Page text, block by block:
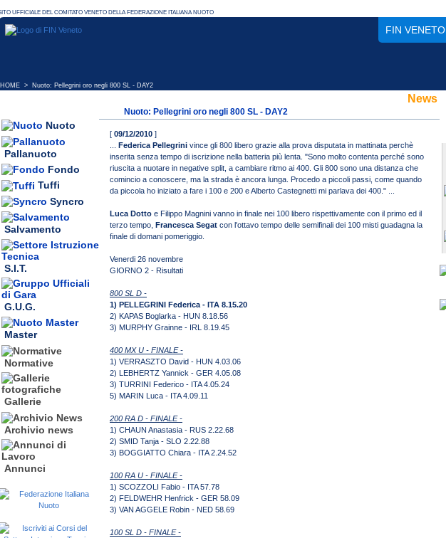
FIN VENETO
HOME > Nuoto: Pellegrini oro negli 800 SL - DAY2
Nuoto
Pallanuoto
Fondo
Tuffi
Syncro
Salvamento
S.I.T.
G.U.G.
Master
Normative
Gallerie
Archivio news
Annunci
News
Nuoto: Pellegrini oro negli 800 SL - DAY2
[ 09/12/2010 ]
Federica Pellegrini vince gli 800 libero grazie alla prova disputata in mattinata perchè
inserita senza tempo di iscrizione nella batteria più lenta. "Sono molto contenta perché sono
riuscita a nuotare in negative split, a cambiare ritmo ai 400. Gli 800 sono una distanza che
comincio a conoscere, ma la strada è ancora lunga. Procedo a piccoli passi, come quando
da piccola ho iniziato a fare i 100 e 200 e Alberto Castegnetti mi parlava dei 400." ...
Luca Dotto e Filippo Magnini vanno in finale nei 100 libero rispettivamente con il primo ed il
terzo tempo, Francesca Segat con l'ottavo tempo delle semifinali dei 100 misti guadagna la
finale di domani pomeriggio.
Venerdi 26 novembre
GIORNO 2 - Risultati
800 SL D -
1) PELLEGRINI Federica - ITA 8.15.20
2) KAPAS Boglarka - HUN 8.18.56
3) MURPHY Grainne - IRL 8.19.45
400 MX U - FINALE -
1) VERRASZTO David - HUN 4.03.06
2) LEBHERTZ Yannick - GER 4.05.08
3) TURRINI Federico - ITA 4.05.24
5) MARIN Luca - ITA 4.09.11
200 RA D - FINALE -
1) CHAUN Anastasia - RUS 2.22.68
2) SMID Tanja - SLO 2.22.88
3) BOGGIATTO Chiara - ITA 2.24.52
100 RA U - FINALE -
1) SCOZZOLI Fabio - ITA 57.78
2) FELDWEHR Henfrick - GER 58.09
3) VAN AGGELE Robin - NED 58.69
100 SL D - FINALE -